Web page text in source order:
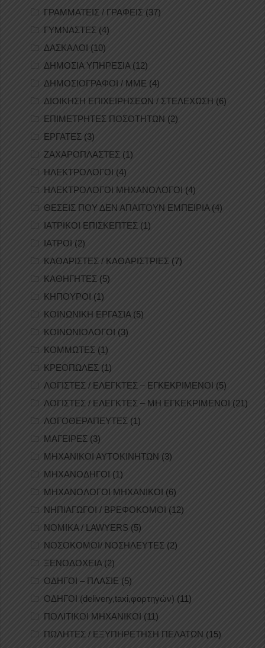
ΓΡΑΜΜΑΤΕΙΣ / ΓΡΑΦΕΙΣ (37)
ΓΥΜΝΑΣΤΕΣ (4)
ΔΑΣΚΑΛΟΙ (10)
ΔΗΜΟΣΙΑ ΥΠΗΡΕΣΙΑ (12)
ΔΗΜΟΣΙΟΓΡΑΦΟΙ / ΜΜΕ (4)
ΔΙΟΙΚΗΣΗ ΕΠΙΧΕΙΡΗΣΕΩΝ / ΣΤΕΛΕΧΩΣΗ (6)
ΕΠΙΜΕΤΡΗΤΕΣ ΠΟΣΟΤΗΤΩΝ (2)
ΕΡΓΑΤΕΣ (3)
ΖΑΧΑΡΟΠΛΑΣΤΕΣ (1)
ΗΛΕΚΤΡΟΛΟΓΟΙ (4)
ΗΛΕΚΤΡΟΛΟΓΟΙ ΜΗΧΑΝΟΛΟΓΟΙ (4)
ΘΕΣΕΙΣ ΠΟΥ ΔΕΝ ΑΠΑΙΤΟΥΝ ΕΜΠΕΙΡΙΑ(4)
ΙΑΤΡΙΚΟΙ ΕΠΙΣΚΕΠΤΕΣ (1)
ΙΑΤΡΟΙ (2)
ΚΑΘΑΡΙΣΤΕΣ / ΚΑΘΑΡΙΣΤΡΙΕΣ (7)
ΚΑΘΗΓΗΤΕΣ (5)
ΚΗΠΟΥΡΟΙ (1)
ΚΟΙΝΩΝΙΚΗ ΕΡΓΑΣΙΑ (5)
ΚΟΙΝΩΝΙΟΛΟΓΟΙ (3)
ΚΟΜΜΩΤΕΣ (1)
ΚΡΕΟΠΩΛΕΣ (1)
ΛΟΓΙΣΤΕΣ / ΕΛΕΓΚΤΕΣ – ΕΓΚΕΚΡΙΜΕΝΟΙ (5)
ΛΟΓΙΣΤΕΣ / ΕΛΕΓΚΤΕΣ – ΜΗ ΕΓΚΕΚΡΙΜΕΝΟΙ (21)
ΛΟΓΟΘΕΡΑΠΕΥΤΕΣ (1)
ΜΑΓΕΙΡΕΣ (3)
ΜΗΧΑΝΙΚΟΙ ΑΥΤΟΚΙΝΗΤΩΝ (3)
ΜΗΧΑΝΟΔΗΓΟΙ (1)
ΜΗΧΑΝΟΛΟΓΟΙ ΜΗΧΑΝΙΚΟΙ (6)
ΝΗΠΙΑΓΩΓΟΙ / ΒΡΕΦΟΚΟΜΟΙ (12)
ΝΟΜΙΚΑ / LAWYERS (5)
ΝΟΣΟΚΟΜΟΙ/ ΝΟΣΗΛΕΥΤΕΣ (2)
ΞΕΝΟΔΟΧΕΙΑ (2)
ΟΔΗΓΟΙ – ΠΛΑΣΙΕ (5)
ΟΔΗΓΟΙ (delivery,taxi,φορτηγών) (11)
ΠΟΛΙΤΙΚΟΙ ΜΗΧΑΝΙΚΟΙ (11)
ΠΩΛΗΤΕΣ / ΕΞΥΠΗΡΕΤΗΣΗ ΠΕΛΑΤΩΝ (15)